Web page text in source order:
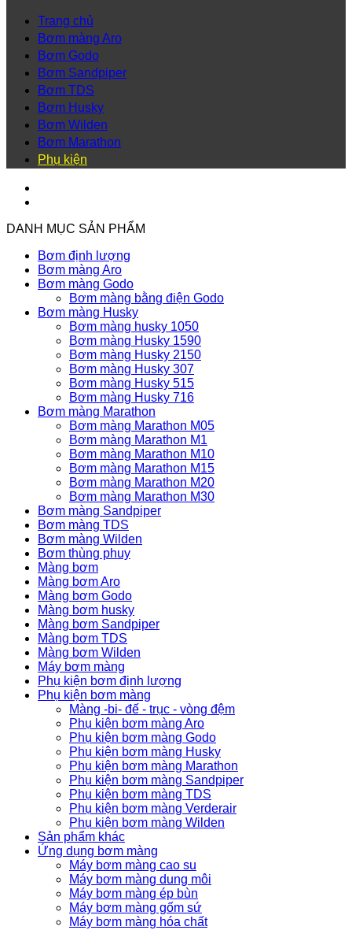
Trang chủ
Bơm màng Aro
Bơm Godo
Bơm Sandpiper
Bơm TDS
Bơm Husky
Bơm Wilden
Bơm Marathon
Phụ kiện
DANH MỤC SẢN PHẨM
Bơm định lượng
Bơm màng Aro
Bơm màng Godo
Bơm màng bằng điện Godo
Bơm màng Husky
Bơm màng husky 1050
Bơm màng Husky 1590
Bơm màng Husky 2150
Bơm màng Husky 307
Bơm màng Husky 515
Bơm màng Husky 716
Bơm màng Marathon
Bơm màng Marathon M05
Bơm màng Marathon M1
Bơm màng Marathon M10
Bơm màng Marathon M15
Bơm màng Marathon M20
Bơm màng Marathon M30
Bơm màng Sandpiper
Bơm màng TDS
Bơm màng Wilden
Bơm thùng phuy
Màng bơm
Màng bơm Aro
Màng bơm Godo
Màng bơm husky
Màng bơm Sandpiper
Màng bơm TDS
Màng bơm Wilden
Máy bơm màng
Phụ kiện bơm định lượng
Phụ kiện bơm màng
Màng -bi- đế - trục - vòng đệm
Phụ kiện bơm màng Aro
Phụ kiện bơm màng Godo
Phụ kiện bơm màng Husky
Phụ kiện bơm màng Marathon
Phụ kiện bơm màng Sandpiper
Phụ kiện bơm màng TDS
Phụ kiện bơm màng Verderair
Phụ kiện bơm màng Wilden
Sản phẩm khác
Ứng dụng bơm màng
Máy bơm màng cao su
Máy bơm màng dung môi
Máy bơm màng ép bùn
Máy bơm màng gốm sứ
Máy bơm màng hóa chất